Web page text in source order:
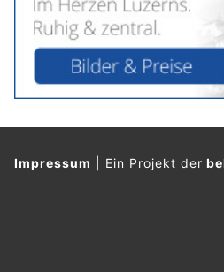
Impressum Ein Projekt der